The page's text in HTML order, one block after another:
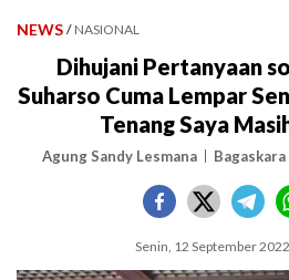
NEWS / NASIONAL
Dihujani Pertanyaan
Suharso Cuma Lempar
Tenang Saya
Agung Sandy Lesmana
Senin, 12 September